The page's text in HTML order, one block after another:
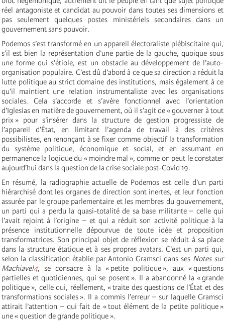
réel antagoniste et candidat au pouvoir dans toutes ses dimensions et
pas seulement quelques postes ministériels secondaires dans un
gouvernement sans pouvoir.
Podemos s’est transformé en un appareil électoraliste plébiscitaire qui,
s’il est bien la représentation d’une partie de la gauche, quoique sous
une forme qui s’étiole, est un obstacle au développement de l’auto-
organisation populaire. C’est dû d’abord à ce que sa direction a réduit la
lutte politique au strict domaine des institutions, mais également à ce
qu’il maintient une relation instrumentaliste avec les organisations
sociales. Cela s’accorde et s’avère fonctionnel avec l’orientation
d’Iglesias en matière de gouvernement, où il s’agit de « gouverner à tout
prix » pour s’insérer dans la structure de gestion progressiste de
l’appareil d’État, en limitant l’agenda de travail à des critères
possibilistes, en renonçant à se fixer comme objectif la transformation
du système politique, économique et social, et en assumant en
permanence la logique du « moindre mal », comme on peut le constater
aujourd’hui dans la question de la crise sociale post-Covid 19.
En résumé, la radiographie actuelle de Podemos est celle d’un parti
hiérarchisé dont les organes de direction sont inertes, et leur fonction
assurée par le groupe parlementaire et les membres du gouvernement,
un parti qui a perdu la quasi-totalité de sa base militante – celle qui
l’avait rejoint à l’origine – et qui a réduit son activité politique à la
présence institutionnelle dépourvue de toute idée et proposition
transformatrices. Son principal objet de réflexion se réduit à sa place
dans la structure étatique et à ses propres avatars. C’est un parti qui,
selon la classification établie par Antonio Gramsci dans ses Notes sur
Machiavel4, se consacre à la « petite politique », aux « questions
partielles et quotidiennes, qui se posent ». Il a abandonné la « grande
politique », celle qui, réellement, « traite des questions de l’État et des
transformations sociales ». Il a commis l’erreur – sur laquelle Gramsci
attirait l’attention – qui fait de « tout élément de la petite politique »
une « question de grande politique ».